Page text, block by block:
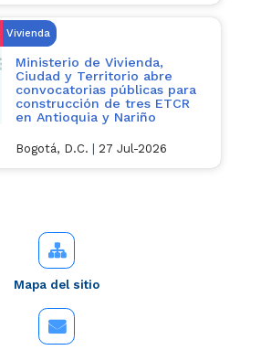
Vivienda
Ministerio de Vivienda,
Ciudad y Territorio abre
convocatorias públicas para
construcción de tres ETCR
en Antioquia y Nariño
Bogotá, D.C. 27 Jul-2026
Mapa del sitio